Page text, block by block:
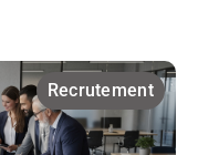
Recrutement